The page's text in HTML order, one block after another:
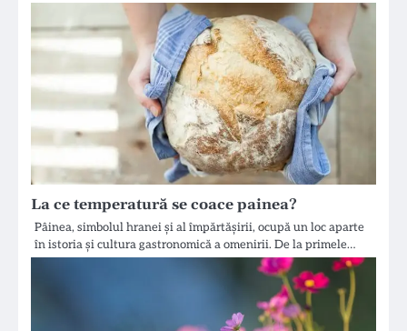
La ce temperatură se coace painea?
Pâinea, simbolul hranei și al împărtășirii, ocupă un loc aparte
în istoria și cultura gastronomică a omenirii. De la primele…